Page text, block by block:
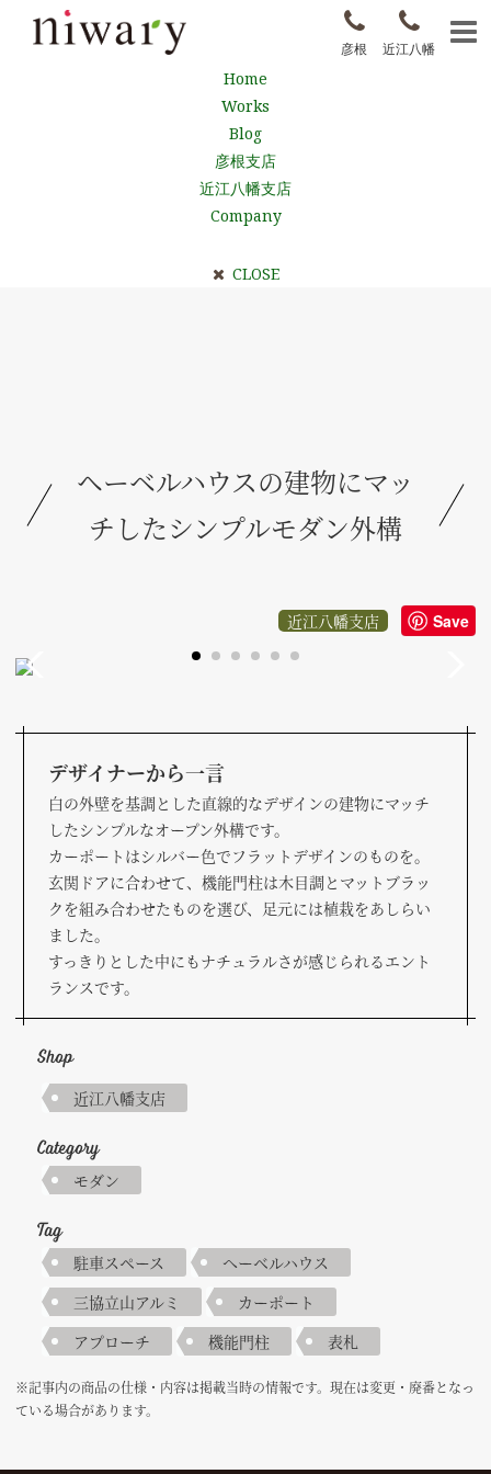
近江八幡
彦根
Home
Works
Blog
彦根支店
近江八幡支店
Company
CLOSE
ヘーベルハウスの建物にマッ
チしたシンプルモダン外構
近江八幡支店 Save
デザイナーから一言
白の外壁を基調とした直線的なデザインの建物にマッチ
したシンプルなオープン外構です。
カーポートはシルバー色でフラットデザインのものを。
玄関ドアに合わせて、機能門柱は木目調とマットブラッ
クを組み合わせたものを選び、足元には植栽をあしらい
ました。
すっきりとした中にもナチュラルさが感じられるエント
ランスです。
Shop
近江八幡支店
Category
モダン
Tag
駐車スペース
へーベルハウス
三協立山アルミ
カーポート
アプローチ
機能門柱 表札
※記事内の商品の仕様・内容は掲載当時の情報です。現在は変更・廃番となっ
ている場合があります。